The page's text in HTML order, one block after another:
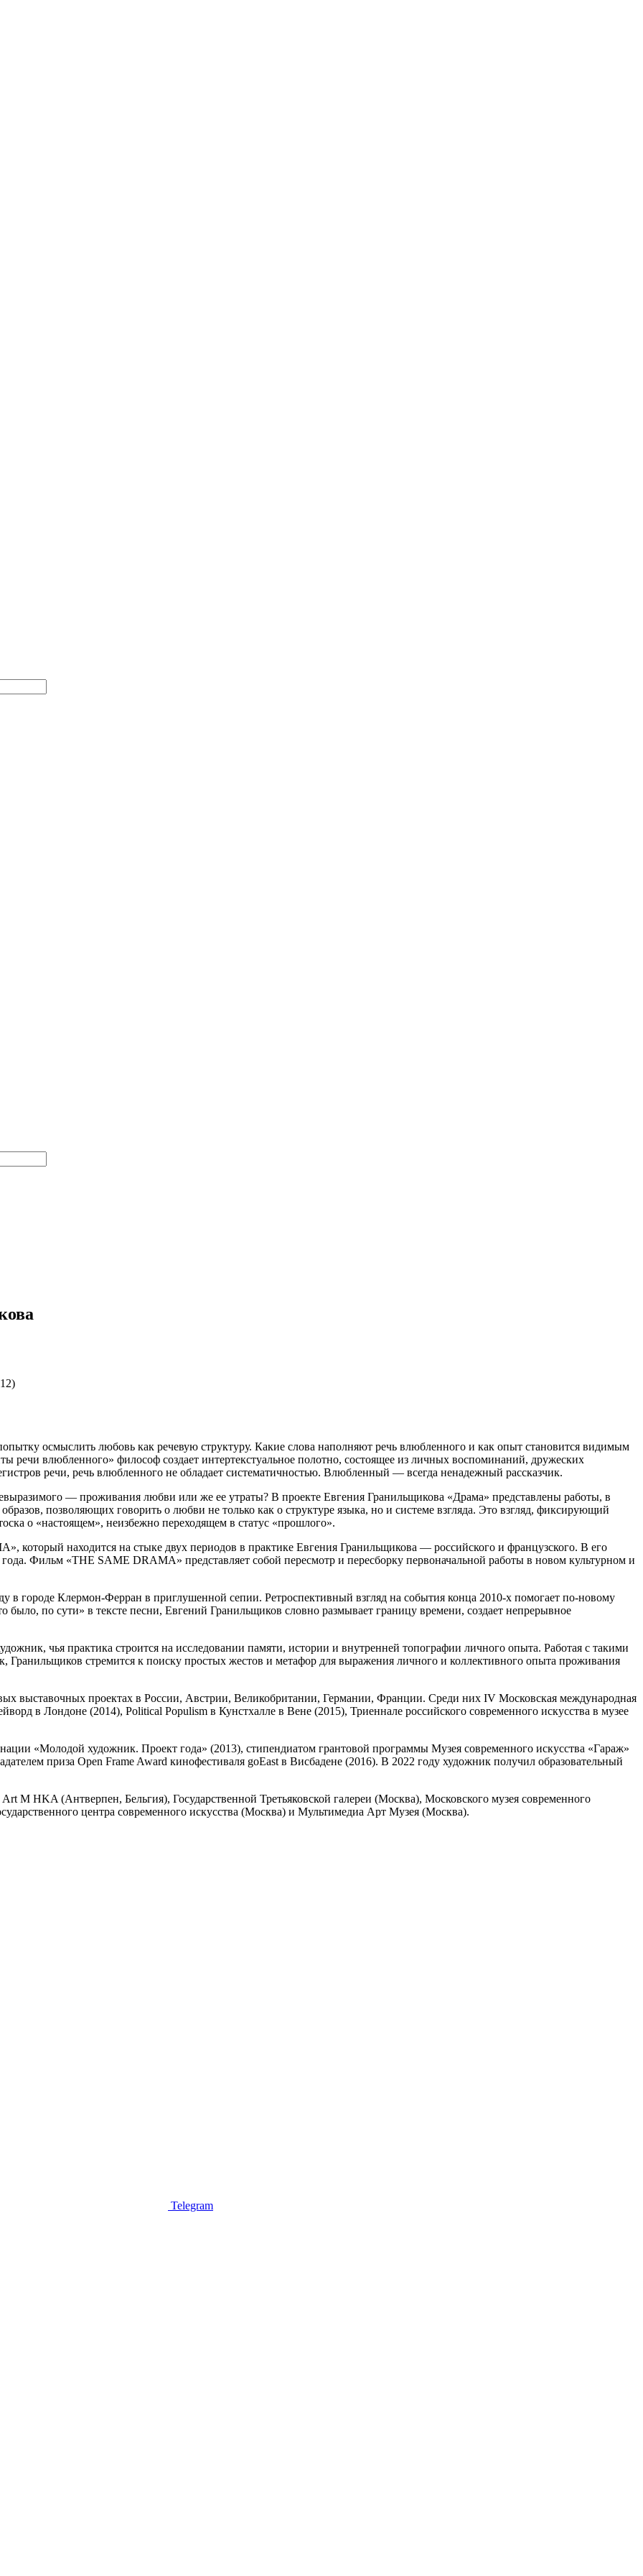
осмыслить любовь как речевую структуру. Какие слова наполняют речь влюбленного и как опыт становится видимым
речи влюбленного» философ создает интертекстуальное полотно, состоящее из личных воспоминаний, дружеских
речи, речь влюбленного не обладает систематичностью. Влюбленный — всегда ненадежный рассказчик.
— проживания любви или же ее утраты? В проекте Евгения Гранильщикова «Драма» представлены работы, в
позволяющих говорить о любви не только как о структуре языка, но и системе взгляда. Это взгляд, фиксирующий
о «настоящем», неизбежно переходящем в статус «прошлого».
который находится на стыке двух периодов в практике Евгения Гранильщикова — российского и французского. В его
Фильм «THE SAME DRAMA» представляет собой пересмотр и пересборку первоначальной работы в новом культурном и
в городе Клермон-Ферран в приглушенной сепии. Ретроспективный взгляд на события конца 2010-х помогает по-новому
было, по сути» в тексте песни, Евгений Гранильщиков словно размывает границу времени, создает непрерывное
чья практика строится на исследовании памяти, истории и внутренней топографии личного опыта. Работая с такими
Гранильщиков стремится к поиску простых жестов и метафор для выражения личного и коллективного опыта проживания
выставочных проектах в России, Австрии, Великобритании, Германии, Франции. Среди них IV Московская международная
в Лондоне (2014), Political Populism в Кунстхалле в Вене (2015), Триеннале российского современного искусства в музее
«Молодой художник. Проект года» (2013), стипендиатом грантовой программы Музея современного искусства «Гараж»
приза Open Frame Award кинофестиваля goEast в Висбадене (2016). В 2022 году художник получил образовательный
M HKA (Антверпен, Бельгия), Государственной Третьяковской галереи (Москва), Московского музея современного
центра современного искусства (Москва) и Мультимедиа Арт Музея (Москва).
Telegram